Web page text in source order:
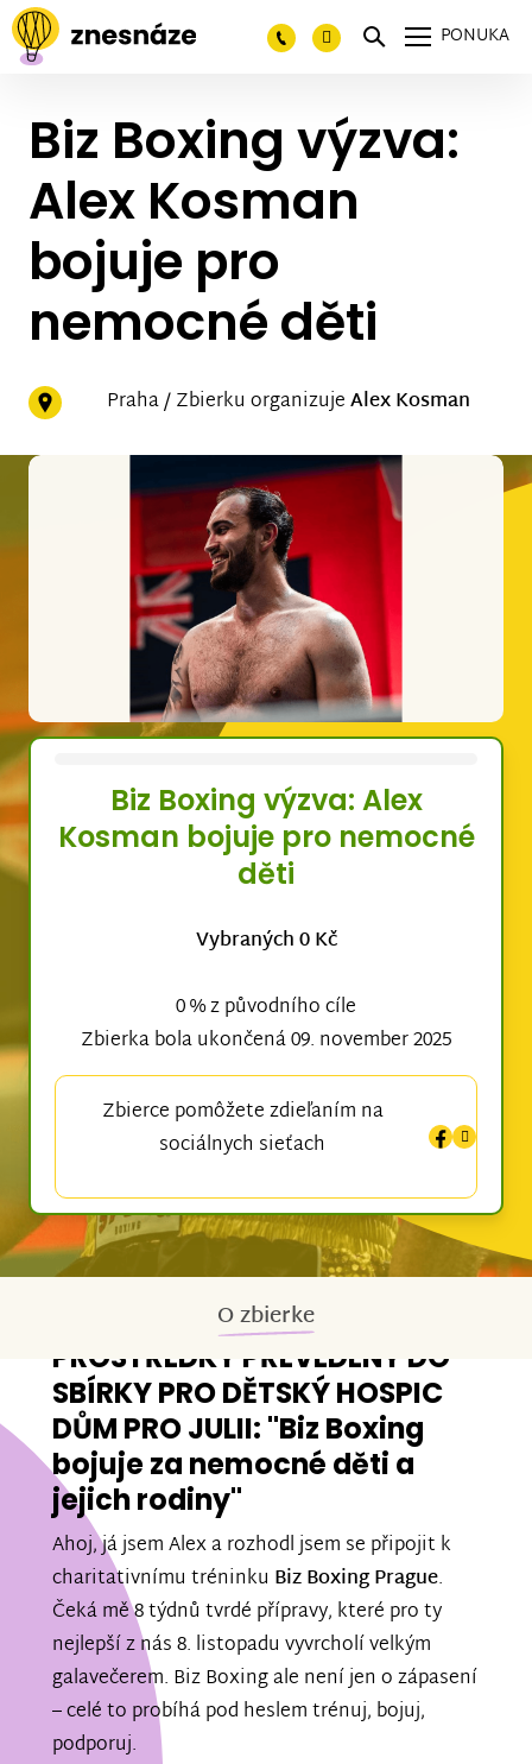
PONUKA
Biz Boxing výzva:
Alex Kosman
bojuje pro
nemocné děti
Praha / Zbierku organizujeAlex Kosman
Biz Boxing výzva: Alex
Kosman bojuje pro nemocné
děti
Vybraných 0 Kč
0 % z původního cíle
Zbierka bola ukončená 09. november 2025
Zbierce pomôžete zdieľaním na
sociálnych sieťach
O zbierke
PROSTŘEDKY PŘEVEDENY DO
SBÍRKY PRO DĚTSKÝ HOSPIC
DŮM PRO JULII: "Biz Boxing
bojuje za nemocné děti a
jejich rodiny"
Ahoj, já jsem Alex a rozhodl jsem se připojit k
charitativnímu tréninku Biz Boxing Prague.
Čeká mě 8 týdnů tvrdé přípravy, které pro ty
nejlepší z nás 8. listopadu vyvrcholí velkým
galavečerem. Biz Boxing ale není jen o zápasení
– celé to probíhá pod heslem trénuj, bojuj,
podporuj.